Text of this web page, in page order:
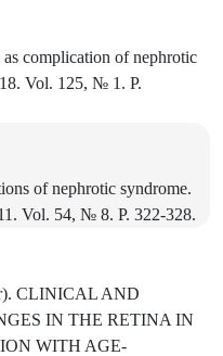
complication of nephrotic
Vol. 125, № 1. P.
of nephrotic syndrome.
Vol. 54, № 8. P. 322-328.
CLINICAL AND
IN THE RETINA IN
WITH AGE-